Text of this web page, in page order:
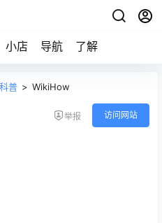
小店 导航 了解
普 > WikiHow
举报 访问网站